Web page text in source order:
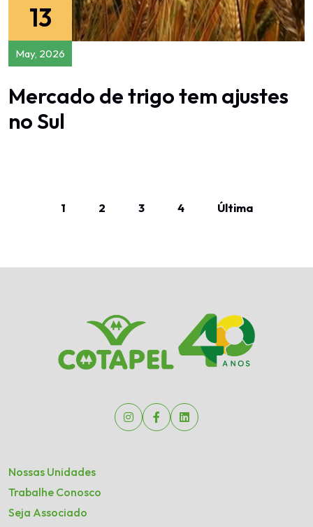
13
May, 2026
Mercado de trigo tem ajustes
no Sul
1 2 3 4 Última
Nossas Unidades
Trabalhe Conosco
Seja Associado